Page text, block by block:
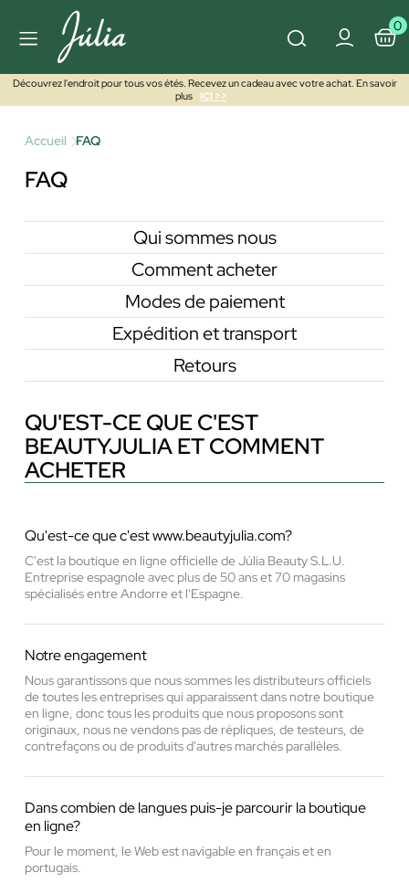
0
Découvrez l'endroit pour tous vos étés. Recevez un cadeau avec votre achat. En savoir
plus
ICI >>
Accueil FAQ
FAQ
Qui sommes nous
Comment acheter
Modes de paiement
Expédition et transport
Retours
QU'EST-CE QUE C'EST
BEAUTYJULIA ET COMMENT
ACHETER
Qu'est-ce que c'est www.beautyjulia.com?
C'est la boutique en ligne officielle de Júlia Beauty S.L.U.
Entreprise espagnole avec plus de 50 ans et 70 magasins
spécialisés entre Andorre et l'Espagne.
Notre engagement
Nous garantissons que nous sommes les distributeurs officiels
de toutes les entreprises qui apparaissent dans notre boutique
en ligne, donc tous les produits que nous proposons sont
originaux, nous ne vendons pas de répliques, de testeurs, de
contrefaçons ou de produits d'autres marchés parallèles.
Dans combien de langues puis-je parcourir la boutique
en ligne?
Pour le moment, le Web est navigable en français et en
portugais.